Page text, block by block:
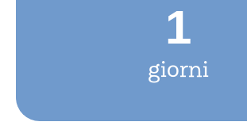
1
giorni